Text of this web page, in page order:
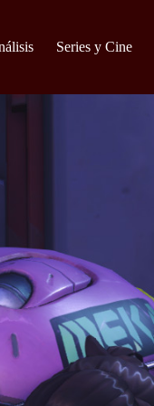
Series y Cine